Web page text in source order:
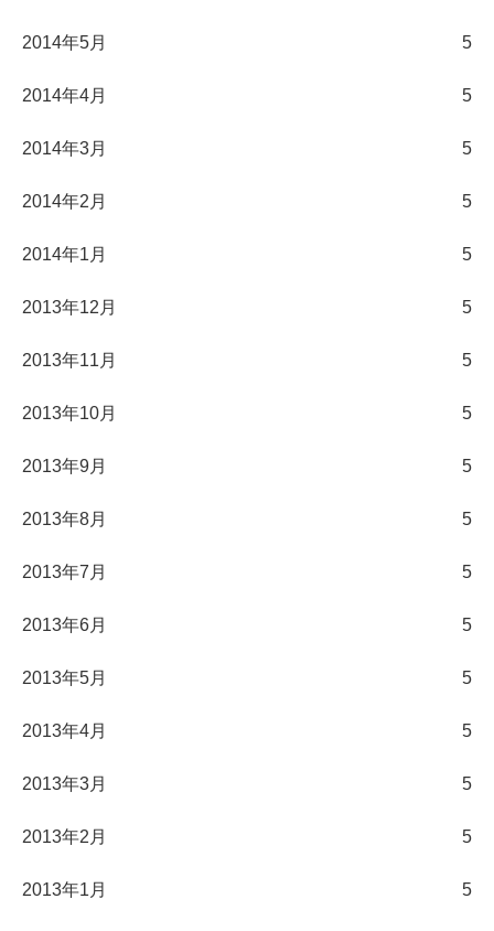
2014年5月 5
2014年4月 5
2014年3月 5
2014年2月 5
2014年1月 5
2013年12月 5
2013年11月 5
2013年10月 5
2013年9月 5
2013年8月 5
2013年7月 5
2013年6月 5
2013年5月 5
2013年4月 5
2013年3月 5
2013年2月 5
2013年1月 5